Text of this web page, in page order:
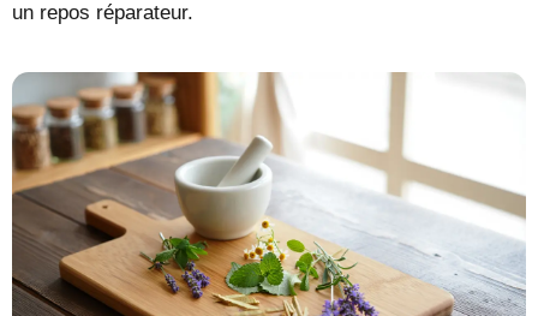
un repos réparateur.